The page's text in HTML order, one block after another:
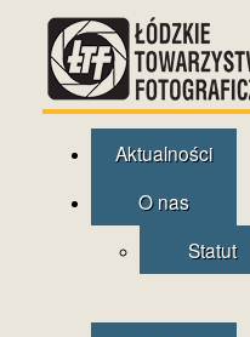
Aktualności
O nas
Statut